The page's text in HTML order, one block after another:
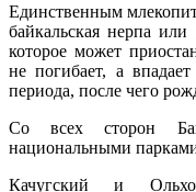
Единственным
байкальская нерпа
которое может
не погибает, а
периода, после чего
Со всех сторон
национальными
Качугский и